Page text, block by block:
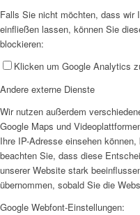
Falls Sie nicht möchten, dass wir
einfließen lassen, können Sie
blockieren:
Klicken um Google Analytics
Andere externe Dienste
Wir nutzen außerdem
Google Maps und
Ihre IP-Adresse einsehen
beachten Sie, dass diese
unserer Website stark
übernommen, sobald Sie die
Google Webfont-Einstellungen: